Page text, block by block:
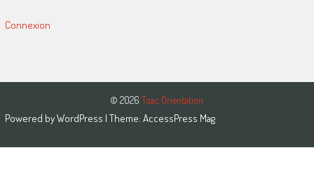
Connexion
© 2026 Toac Orientation
Powered byWordPress | Theme: AccessPress Mag